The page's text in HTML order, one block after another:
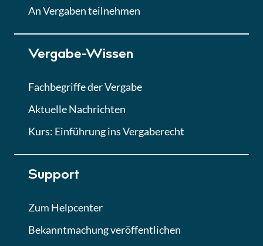
An Vergaben teilnehmen
Vergabe-Wissen
Fachbegriffe der Vergabe
Aktuelle Nachrichten
Kurs: Einführung ins Vergaberecht
Support
Zum Helpcenter
Bekanntmachung veröffentlichen